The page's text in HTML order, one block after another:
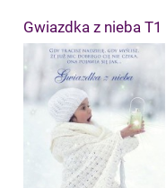
Gwiazdka z nieba T1